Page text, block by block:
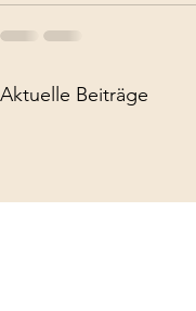
Aktuelle Beiträge